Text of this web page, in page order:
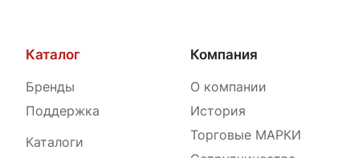
Каталог
Бренды
Поддержка
Каталоги
Компания
О компании
История
Торговые МАРКИ